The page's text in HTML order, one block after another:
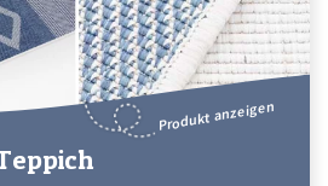
Produkt anzeigen